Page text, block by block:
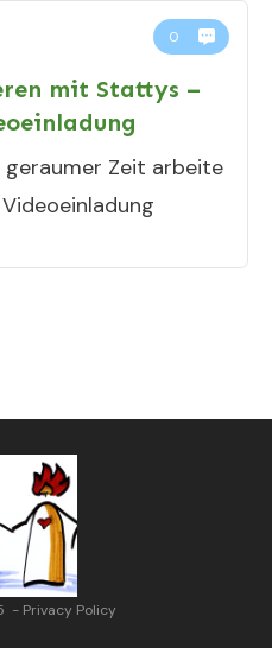
0
mit Stattys –
geraumer Zeit arbeite
- Privacy Policy